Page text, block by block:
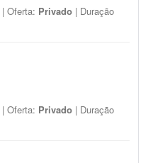
| Oferta: Privado | Duração
| Oferta: Privado | Duração